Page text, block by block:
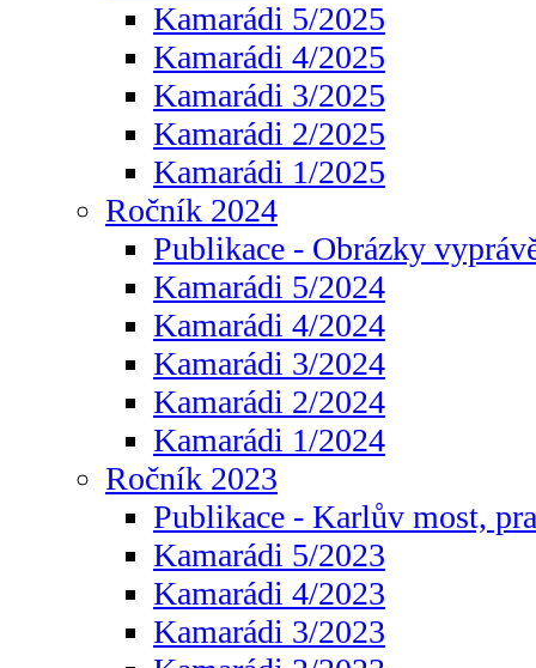
Kamarádi 5/2025
Kamarádi 4/2025
Kamarádi 3/2025
Kamarádi 2/2025
Kamarádi 1/2025
Ročník 2024
Publikace - Obrázky
Kamarádi 5/2024
Kamarádi 4/2024
Kamarádi 3/2024
Kamarádi 2/2024
Kamarádi 1/2024
Ročník 2023
Publikace - Karlův most,
Kamarádi 5/2023
Kamarádi 4/2023
Kamarádi 3/2023